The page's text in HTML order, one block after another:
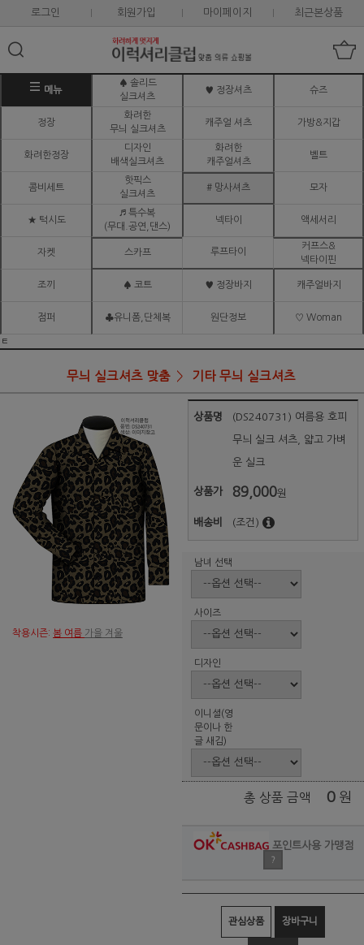
로그인 회원가입 마이페이지 최근본상품
메뉴
♠ 솔리드
실크셔츠
♥ 정장셔츠 슈즈
정장
화려한
무늬 실크셔츠
캐주얼 셔츠 가방&지갑
화려한정장
디자인
배색실크셔츠
화려한
캐주얼셔츠
벨트
콤비세트
핫픽스
실크셔츠
# 망사셔츠 모자
★ 턱시도
♬ 특수복
(무대.공연,댄스)
넥타이 액세서리
자켓 스카프 루프타이
커프스&
넥타이핀
조끼 ♠ 코트 ♥ 정장바지 캐주얼바지
점퍼 ♣유니폼,단체복 원단정보 ♡ Woman
ㅌ
무늬 실크셔츠 맞춤 기타 무늬 실크셔츠
착용시즌: 봄 여름 가을 겨울
상품명 (DS240731) 여름용 호피
무늬 실크 셔츠, 얇고 가벼
운 실크
상품가 89,000원
배송비 (조건)
남녀 선택
사이즈
디자인
이니셜(영
문이나 한
글 새김)
총 상품 금액 0 원
포인트사용 가맹점
?
관심상품 장바구니